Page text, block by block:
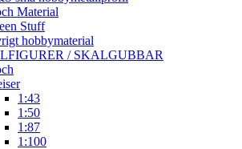
Material
Stuff
hobbymaterial
/ SKALGUBBAR
1:43
1:50
1:87
1:100